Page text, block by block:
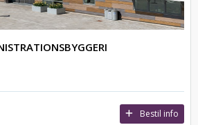
Bestil info